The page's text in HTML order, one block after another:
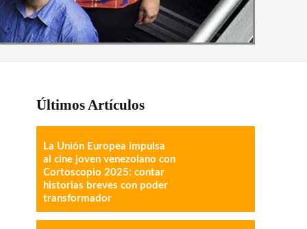
Últimos Artículos
La Unión Europea impulsa
al cine joven venezolano con
Cortoscopio 2025: contar
historias breves con poder
transformador